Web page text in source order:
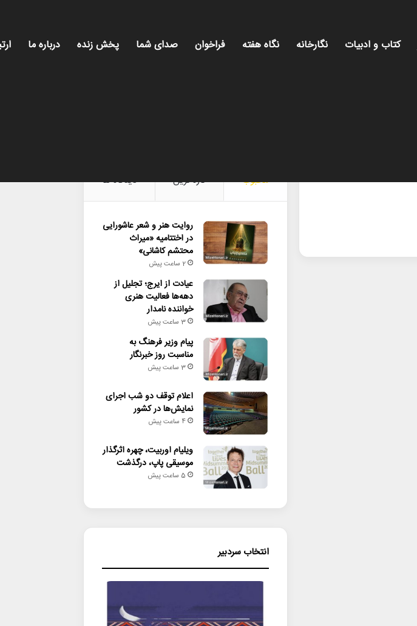
کتاب و ادبیات نگارخانه نگاه هفته فراخوان صدای شما پخش زنده درباره ما
محبوب تازه ترین دیدگاه ها
روایت هنر و شعر عاشورایی
در اختتامیه «میراث
محتشم کاشانی»
2 ساعت پیش
عیادت از ایرج؛ تجلیل از
دهه‌ها فعالیت هنری
خواننده نامدار
3 ساعت پیش
پیام وزیر فرهنگ به
مناسبت روز خبرنگار
3 ساعت پیش
اعلام توقف دو شب اجرای
نمایش‌ها در کشور
4 ساعت پیش
ویلیام اوربیت، چهره اثرگذار
موسیقی پاپ، درگذشت
5 ساعت پیش
انتخاب سردبیر